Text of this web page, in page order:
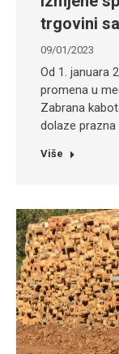
trgovini
09/01/2023
Od 1. januara
promena u
Zabrana
dolaze prazna
Više